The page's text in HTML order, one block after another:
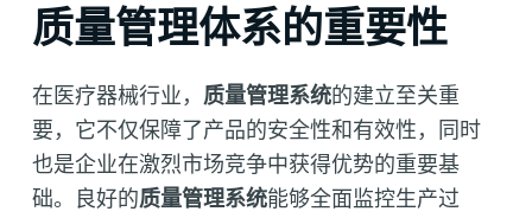
质量管理体系的重要性
在医疗器械行业， 质量管理系统的建立至关重
要，它不仅保障了产品的安全性和有效性，同时
也是企业在激烈市场竞争中获得优势的重要基
础。良好的质量管理系统能够全面监控生产过